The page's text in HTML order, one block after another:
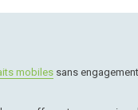
mobiles sans